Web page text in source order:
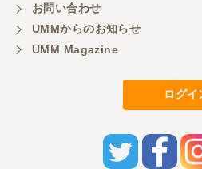
お問い合わせ
UMMからのお知らせ
UMM Magazine
ログイ